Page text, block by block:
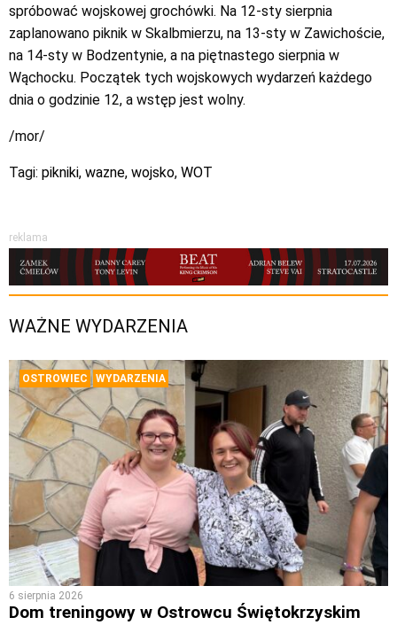
spróbować wojskowej grochówki. Na 12-sty sierpnia
zaplanowano piknik w Skalbmierzu, na 13-sty w Zawichoście,
na 14-sty w Bodzentynie, a na piętnastego sierpnia w
Wąchocku. Początek tych wojskowych wydarzeń każdego
dnia o godzinie 12, a wstęp jest wolny.
/mor/
Tagi: pikniki, wazne, wojsko, WOT
reklama
WAŻNE WYDARZENIA
OSTROWIEC WYDARZENIA
6 sierpnia 2026
Dom treningowy w Ostrowcu Świętokrzyskim